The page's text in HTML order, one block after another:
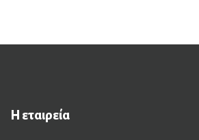
Η εταιρεία